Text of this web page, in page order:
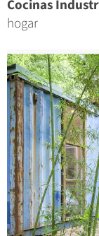
Cocinas
hogar